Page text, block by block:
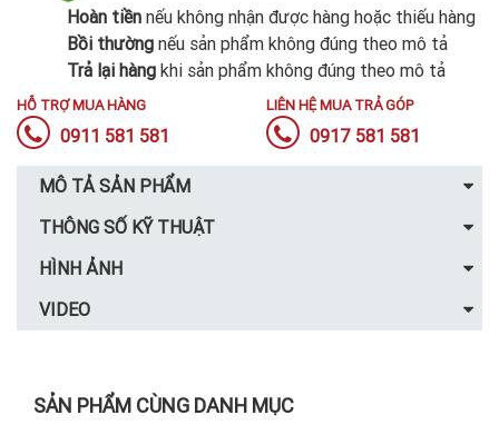
Hoàn tiền nếu không nhận được hàng hoặc thiếu hàng
Bồi thường nếu sản phẩm không đúng theo mô tả
Trả lại hàng khi sản phẩm không đúng theo mô tả
HỖ TRỢ MUA HÀNG
0911 581 581
LIÊN HỆ MUA TRẢ GÓP
0917 581 581
MÔ TẢ SẢN PHẨM
THÔNG SỐ KỸ THUẬT
HÌNH ẢNH
VIDEO
SẢN PHẨM CÙNG DANH MỤC